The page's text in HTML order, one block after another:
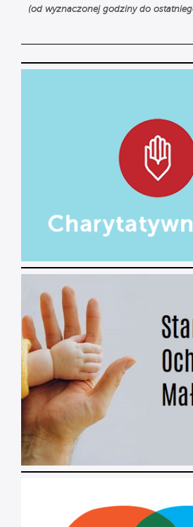
(od wyznaczonej godziny do